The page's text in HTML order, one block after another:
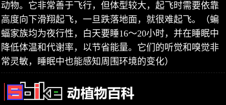
动物。它非常善于飞行，但体型较大，起飞时需要依靠
高度向下滑翔起飞，一旦跌落地面，就很难起飞。（蝙
蝠家族均为夜行性，白天要睡16～20小时，并在睡眠中
降低体温和代谢率，以节省能量。它们的听觉和嗅觉非
常灵敏，睡眠中也能感知周围环境的变化）